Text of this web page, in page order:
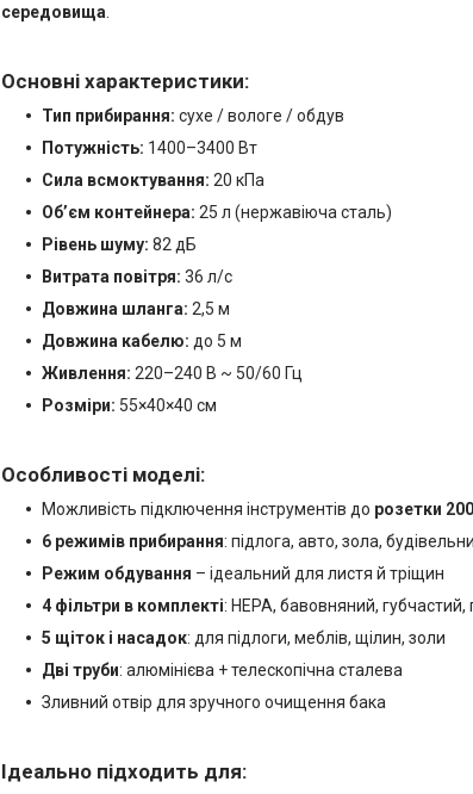
середовища
Основні характеристики:
Тип прибирання: сухе / вологе / обдув
Потужність: 1400–3400 Вт
Сила всмоктування: 20 кПа
Об’єм контейнера: 25 л (нержавіюча сталь)
Рівень шуму: 82 дБ
Витрата повітря: 36 л/с
Довжина шланга: 2,5 м
Довжина кабелю: до 5 м
Живлення: 220–240 В ~ 50/60 Гц
Розміри: 55×40×40 см
Особливості моделі:
Можливість підключення інструментів до розетки
6 режимів прибирання: підлога, авто, зола,
Режим обдування – ідеальний для листя й тріщин
4 фільтри в комплекті: HEPA, бавовняний,
5 щіток і насадок: для підлоги, меблів, щілин, золи
Дві труби: алюмінієва + телескопічна сталева
Зливний отвір для зручного очищення бака
Ідеально підходить для: